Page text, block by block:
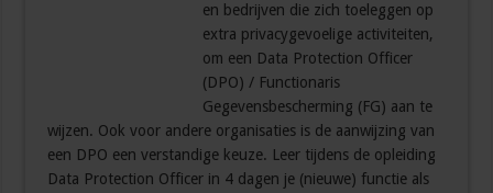
en bedrijven die zich toeleggen op
extra privacygevoelige activiteiten,
om een Data Protection Officer
(DPO) / Functionaris
Gegevensbescherming (FG) aan te
wijzen. Ook voor andere organisaties is de aanwijzing van
een DPO een verstandige keuze. Leer tijdens de opleiding
Data Protection Officer in 4 dagen je (nieuwe) functie als